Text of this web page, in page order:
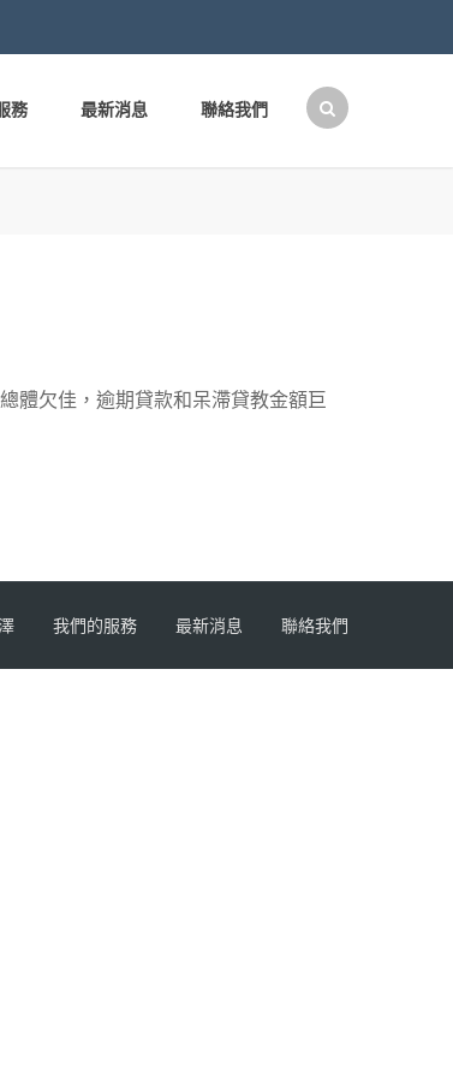
務 最新消息 聯絡我們
體欠佳，逾期貸款和呆滯貸教金額巨
我們的服務 最新消息 聯絡我們